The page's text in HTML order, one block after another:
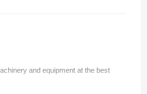
and equipment at the best